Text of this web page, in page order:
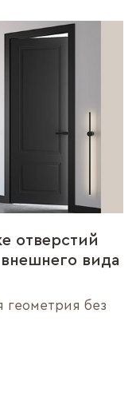
отверстий
вида
геометрия без